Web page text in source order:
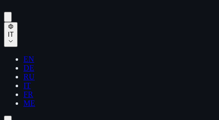
IT
EN
DE
RU
IT
FR
ME